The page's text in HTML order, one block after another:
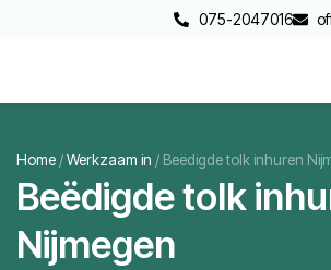
075-2047016
Home /Werkzaam in / Beëdigde tolk inhuren
Beëdigde tolk
Nijmegen